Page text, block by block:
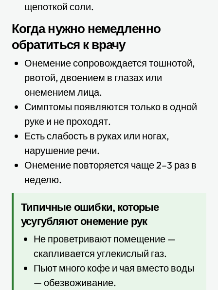
щепоткой соли.
Когда нужно немедленно
обратиться к врачу
Онемение сопровождается тошнотой,
рвотой, двоением в глазах или
онемением лица.
Симптомы появляются только в одной
руке и не проходят.
Есть слабость в руках или ногах,
нарушение речи.
Онемение повторяется чаще 2–3 раз в
неделю.
Типичные ошибки, которые
усугубляют онемение рук
Не проветривают помещение —
скапливается углекислый газ.
Пьют много кофе и чая вместо воды
— обезвоживание.